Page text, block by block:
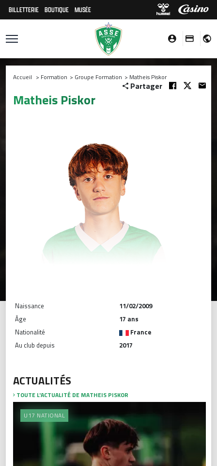
BILLETTERIE BOUTIQUE MUSÉE
Accueil > Formation > Groupe Formation > Matheis Piskor
Partager
Matheis Piskor
Naissance
11/02/2009
Âge
17 ans
Nationalité
France
Au club depuis
2017
ACTUALITÉS
TOUTE L'ACTUALITÉ DE MATHEIS PISKOR
U17 NATIONAL